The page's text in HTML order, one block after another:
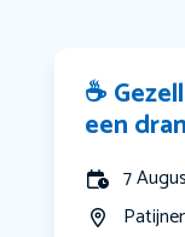
☕
een
7